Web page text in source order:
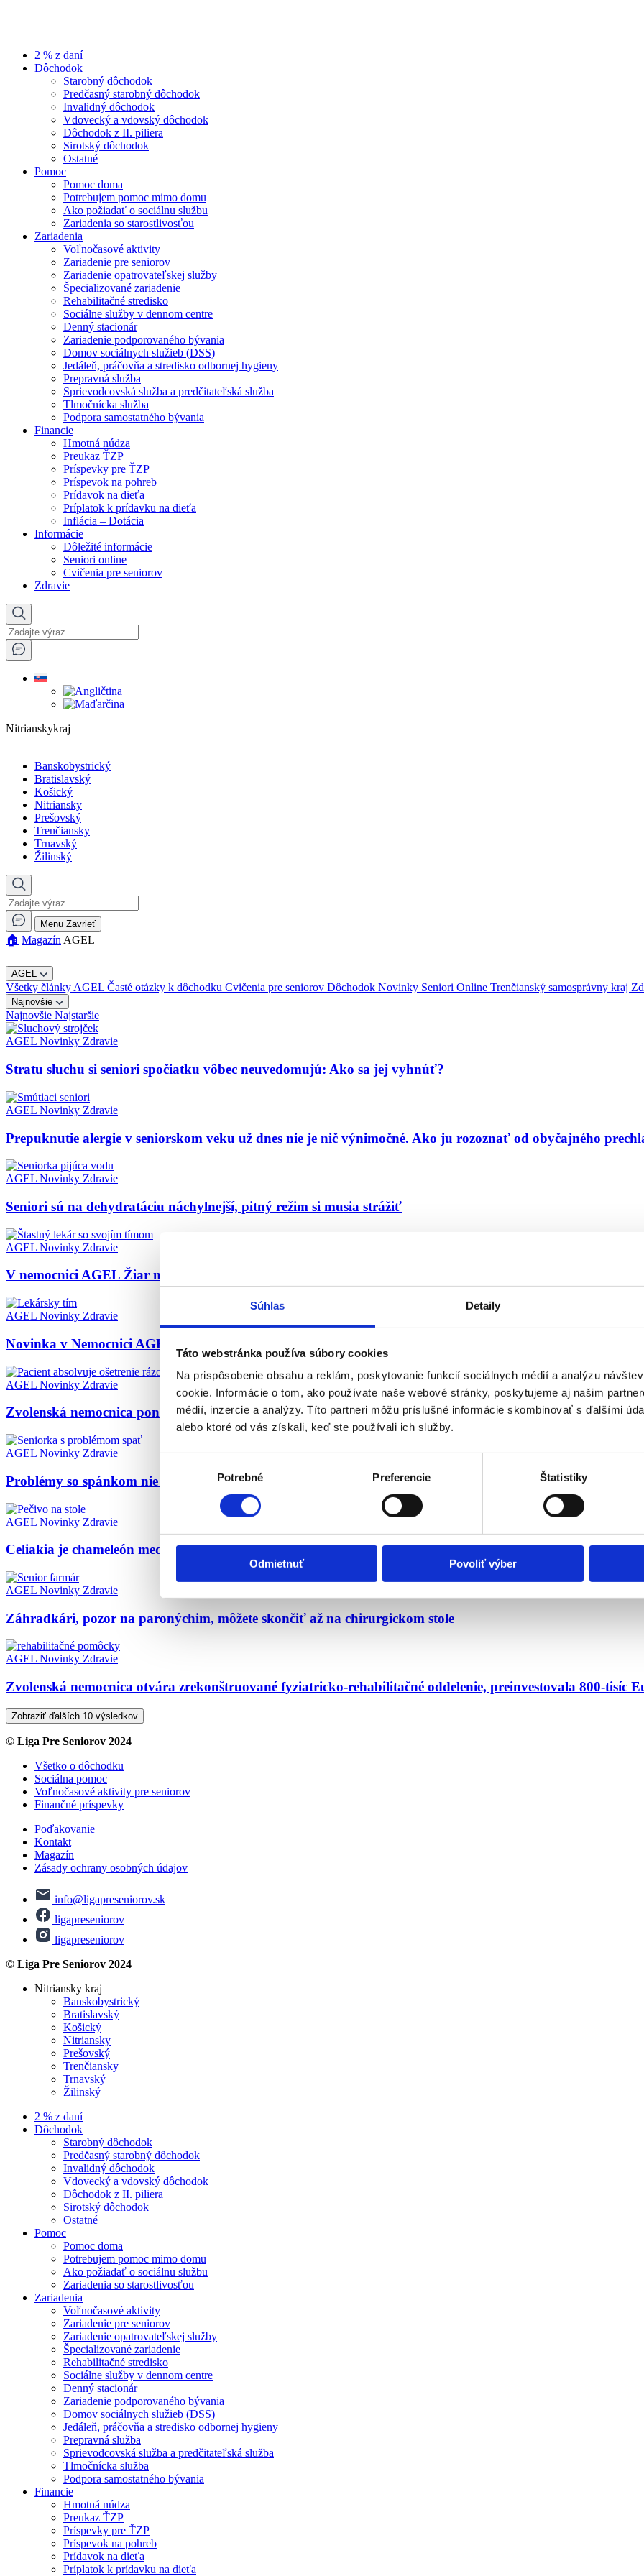
Súhlas Detaily
Táto webstránka používa súbory cookies
Na prispôsobenie obsahu a reklám, poskytovanie funkcií sociálnych médií a analýzu
cookie. Informácie o tom, ako používate naše webové stránky, poskytujeme aj našim
médií, inzercie a analýzy. Títo partneri môžu príslušné informácie skombinovať s ďalšími
alebo ktoré od vás získali, keď ste používali ich služby.
Potrebné Preferencie Štatistiky
Odmietnuť Povoliť výber
2 % z daní
Dôchodok
Starobný dôchodok
Predčasný starobný dôchodok
Invalidný dôchodok
Vdovecký a vdovský dôchodok
Dôchodok z II. piliera
Sirotský dôchodok
Ostatné
Pomoc
Pomoc doma
Potrebujem pomoc mimo domu
Ako požiadať o sociálnu službu
Zariadenia so starostlivosťou
Zariadenia
Voľnočasové aktivity
Zariadenie pre seniorov
Zariadenie opatrovateľskej služby
Špecializované zariadenie
Rehabilitačné stredisko
Sociálne služby v dennom centre
Denný stacionár
Zariadenie podporovaného bývania
Domov sociálnych služieb (DSS)
Jedáleň, práčovňa a stredisko odbornej hygieny
Prepravná služba
Sprievodcovská služba a predčitateľská služba
Tlmočnícka služba
Podpora samostatného bývania
Financie
Hmotná núdza
Preukaz ŤZP
Príspevky pre ŤZP
Príspevok na pohreb
Prídavok na dieťa
Príplatok k prídavku na dieťa
Inflácia – Dotácia
Informácie
Dôležité informácie
Seniori online
Cvičenia pre seniorov
Zdravie
Nitrianskykraj
Banskobystrický
Bratislavský
Košický
Nitriansky
Prešovský
Trenčiansky
Trnavský
Žilinský
Menu Zavrieť
🏠︎ Magazín AGEL
AGEL
Všetky článkyAGEL Časté otázky k dôchodku Cvičenia pre seniorov Dôchodok Novinky Seniori Online Trenčianský samosprávny kraj
Najnovšie
Najnovšie Najstaršie
AGEL Novinky Zdravie
Stratu sluchu si seniori spočiatku vôbec neuvedomujú: Ako sa jej vyhnúť?
AGEL Novinky Zdravie
Prepuknutie alergie v seniorskom veku už dnes nie je nič výnimočné. Ako ju rozoznať od obyčajného
AGEL Novinky Zdravie
Seniori sú na dehydratáciu náchylnejší, pitný režim si musia strážiť
AGEL Novinky Zdravie
V nemocnici AGEL Žiar nad Hronom sa môžu pacienti objednať aj na periradikuloterapiu
AGEL Novinky Zdravie
Novinka v Nemocnici AGEL Košice-Šaca: Korekcia kostnej deformity pomocou 3D plánovania v
AGEL Novinky Zdravie
Zvolenská nemocnica ponúka už aj terapiu rázovou vlnou
AGEL Novinky Zdravie
Problémy so spánkom nie sú prirodzenou súčasťou starnutia: Ako si vybudovať správne spánkové návyky?
AGEL Novinky Zdravie
Celiakia je chameleón medzi chorobami: Podľa štatistík zatiaľ nie je diagnostikovaných až 80 % celiatikov
AGEL Novinky Zdravie
Záhradkári, pozor na paronýchim, môžete skončiť až na chirurgickom stole
AGEL Novinky Zdravie
Zvolenská nemocnica otvára zrekonštruované fyziatricko-rehabilitačné oddelenie, preinvestovala 800-tisíc
Zobraziť ďalších 10 výsledkov
© Liga Pre Seniorov 2024
Všetko o dôchodku
Sociálna pomoc
Voľnočasové aktivity pre seniorov
Finančné príspevky
Poďakovanie
Kontakt
Magazín
Zásady ochrany osobných údajov
info@ligapreseniorov.sk
ligapreseniorov
ligapreseniorov
© Liga Pre Seniorov 2024
Nitriansky kraj
Banskobystrický
Bratislavský
Košický
Nitriansky
Prešovský
Trenčiansky
Trnavský
Žilinský
2 % z daní
Dôchodok
Starobný dôchodok
Predčasný starobný dôchodok
Invalidný dôchodok
Vdovecký a vdovský dôchodok
Dôchodok z II. piliera
Sirotský dôchodok
Ostatné
Pomoc
Pomoc doma
Potrebujem pomoc mimo domu
Ako požiadať o sociálnu službu
Zariadenia so starostlivosťou
Zariadenia
Voľnočasové aktivity
Zariadenie pre seniorov
Zariadenie opatrovateľskej služby
Špecializované zariadenie
Rehabilitačné stredisko
Sociálne služby v dennom centre
Denný stacionár
Zariadenie podporovaného bývania
Domov sociálnych služieb (DSS)
Jedáleň, práčovňa a stredisko odbornej hygieny
Prepravná služba
Sprievodcovská služba a predčitateľská služba
Tlmočnícka služba
Podpora samostatného bývania
Financie
Hmotná núdza
Preukaz ŤZP
Príspevky pre ŤZP
Príspevok na pohreb
Prídavok na dieťa
Príplatok k prídavku na dieťa